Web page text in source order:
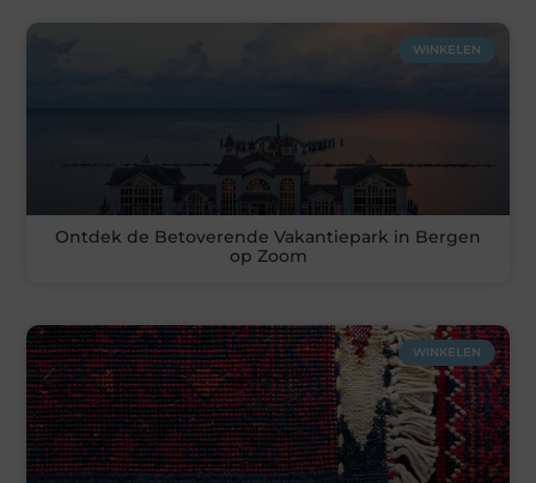
WINKELEN
Ontdek de Betoverende Vakantiepark in Bergen
op Zoom
WINKELEN